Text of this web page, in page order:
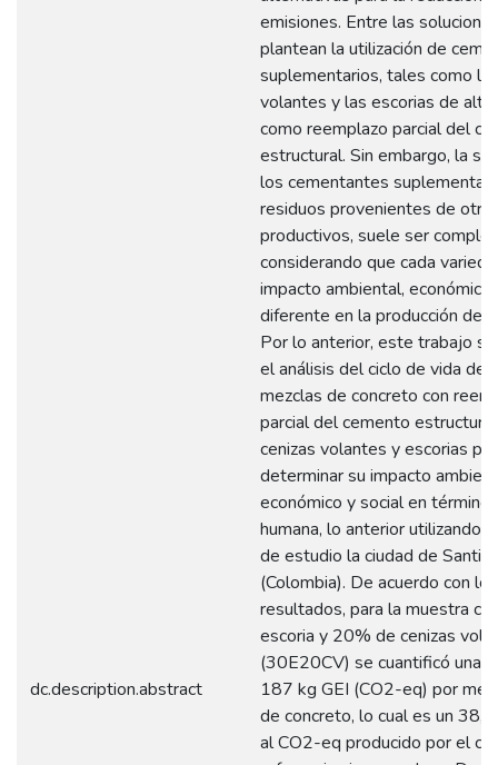
dc.description.abstract
emisiones. Entre las
plantean la utilización de
suplementarios, tales como
volantes y las escorias de alto
como reemplazo parcial del
estructural. Sin embargo, la
los cementantes
residuos provenientes de
productivos, suele ser
considerando que cada
impacto ambiental, económico
diferente en la producción de
Por lo anterior, este trabajo
el análisis del ciclo de vida de
mezclas de concreto con
parcial del cemento
cenizas volantes y escorias
determinar su impacto
económico y social en
humana, lo anterior utilizando
de estudio la ciudad de
(Colombia). De acuerdo con los
resultados, para la muestra
escoria y 20% de cenizas
(30E20CV) se cuantificó una
187 kg GEI (CO2-eq) por
de concreto, lo cual es un
al CO2-eq producido por el